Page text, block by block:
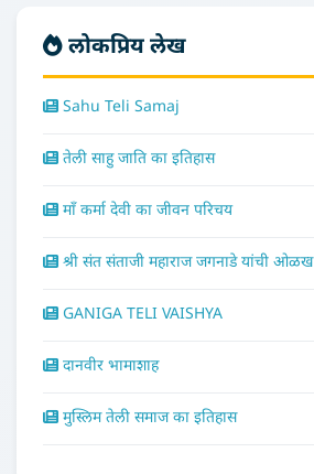
लोकप्रिय लेख
Sahu Teli Samaj
तेली साहु जाति का इतिहास
माँ कर्मा देवी का जीवन परिचय
श्री संत संताजी महाराज जगनाडे यांची ओळख
GANIGA TELI VAISHYA
दानवीर भामाशाह
मुस्लिम तेली समाज का इतिहास